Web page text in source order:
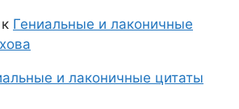
к Гениальные и лаконичные
и лаконичные цитаты